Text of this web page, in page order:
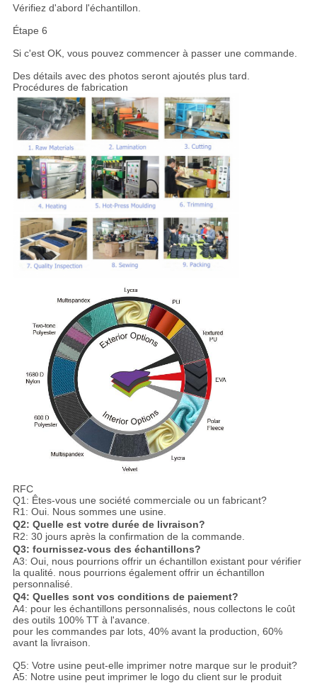
Vérifiez d'abord l'échantillon.
Étape 6
Si c'est OK, vous pouvez commencer à passer une commande.
Des détails avec des photos seront ajoutés plus tard.
Procédures de fabrication
RFC
Q1: Êtes-vous une société commerciale ou un fabricant?
R1: Oui. Nous sommes une usine.
Q2: Quelle est votre durée de livraison?
R2: 30 jours après la confirmation de la commande.
Q3: fournissez-vous des échantillons?
A3: Oui, nous pourrions offrir un échantillon existant pour vérifier
la qualité. nous pourrions également offrir un échantillon
personnalisé.
Q4: Quelles sont vos conditions de paiement?
A4: pour les échantillons personnalisés, nous collectons le coût
des outils 100% TT à l'avance.
pour les commandes par lots, 40% avant la production, 60%
avant la livraison.
Q5: Votre usine peut-elle imprimer notre marque sur le produit?
A5: Notre usine peut imprimer le logo du client sur le produit